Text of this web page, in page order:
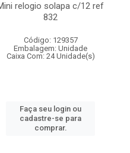
relogio solapa c/12 ref
832
Código: 129357
Embalagem: Unidade
Caixa Com: 24 Unidade(s)
Faça seu login ou
cadastre-se para
comprar.